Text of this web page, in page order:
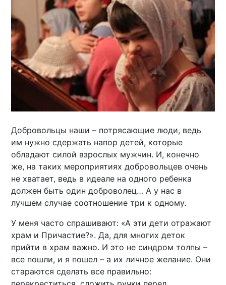
Добровольцы наши – потрясающие люди, ведь
им нужно сдержать напор детей, которые
обладают силой взрослых мужчин. И, конечно
же, на таких мероприятиях добровольцев очень
не хватает, ведь в идеале на одного ребенка
должен быть один доброволец… А у нас в
лучшем случае соотношение три к одному.
У меня часто спрашивают: «А эти дети отражают
храм и Причастие?». Да, для многих деток
прийти в храм важно. И это не синдром толпы –
все пошли, и я пошел – а их личное желание. Они
стараются сделать все правильно: